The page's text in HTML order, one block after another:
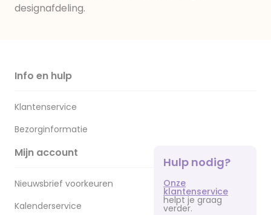
designafdeling.
Info en hulp
Klantenservice
Bezorginformatie
Mijn account
Nieuwsbrief voorkeuren
Kalenderservice
Hulp nodig?
Onze
klantenservice
helpt je graag
verder.